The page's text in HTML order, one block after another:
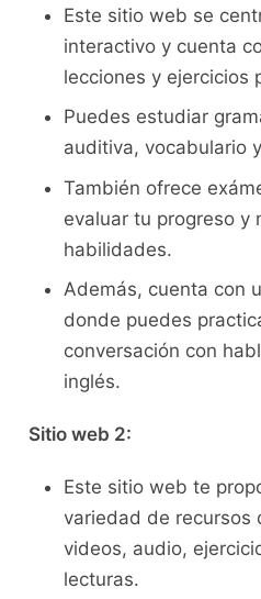
Este sitio⁣ web‍ se
interactivo y⁣ cuenta
lecciones y ‍ejercicios‌
Puedes estudiar
auditiva, vocabulario
También ofrece
evaluar tu ⁤progreso y‌
habilidades.
Además, cuenta con
​donde puedes
⁤conversación con
‌inglés.
Sitio web ⁣2:
Este sitio web te
variedad de⁤ recursos
videos, ‌audio,
lecturas.